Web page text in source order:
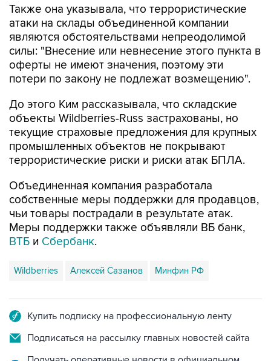
Также она указывала, что террористические
атаки на склады объединенной компании
являются обстоятельствами непреодолимой
силы: "Внесение или невнесение этого пункта в
оферты не имеют значения, поэтому эти
потери по закону не подлежат возмещению".
До этого Ким рассказывала, что складские
объекты Wildberries-Russ застрахованы, но
текущие страховые предложения для крупных
промышленных объектов не покрывают
террористические риски и риски атак БПЛА.
Объединенная компания разработала
собственные меры поддержки для продавцов,
чьи товары пострадали в результате атак.
Меры поддержки также объявляли ВБ банк,
ВТБ и Сбербанк.
Wildberries Алексей Сазанов Минфин РФ
Купить подписку на профессиональную ленту
Подписаться на рассылку главных новостей сайта